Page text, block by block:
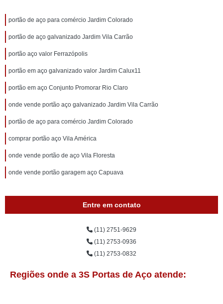
portão de aço para comércio Jardim Colorado
portão de aço galvanizado Jardim Vila Carrão
portão aço valor Ferrazópolis
portão em aço galvanizado valor Jardim Calux11
portão em aço Conjunto Promorar Rio Claro
onde vende portão aço galvanizado Jardim Vila Carrão
portão de aço para comércio Jardim Colorado
comprar portão aço Vila América
onde vende portão de aço Vila Floresta
onde vende portão garagem aço Capuava
Entre em contato
(11) 2751-9629
(11) 2753-0936
(11) 2753-0832
Regiões onde a 3S Portas de Aço atende: